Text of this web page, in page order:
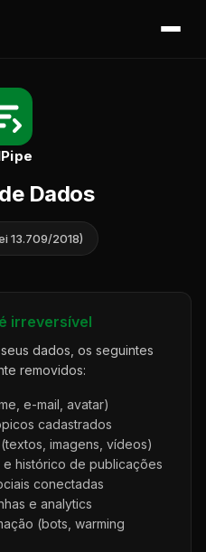
Dados
13.709/2018)
irreversível
dados, os seguintes
removidos:
e-mail, avatar)
cadastrados
imagens, vídeos)
histórico de publicações
conectadas
e analytics
(bots, warming